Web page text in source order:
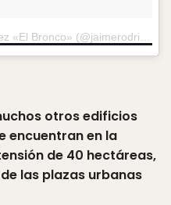
A post shared by Jaime Rodriguez «El Bronco» (@jaimerodriguezcalderon)
otros edificios
encuentran en la
de 40 hectáreas,
las plazas urbanas